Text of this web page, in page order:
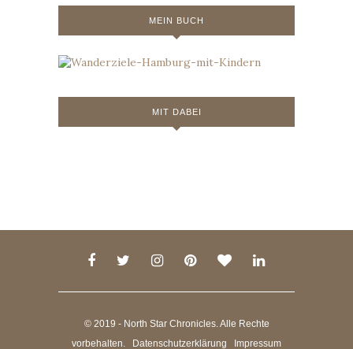
MEIN BUCH
MIT DABEI
© 2019 - North Star Chronicles. Alle Rechte
vorbehalten. Datenschutzerklärung Impressum